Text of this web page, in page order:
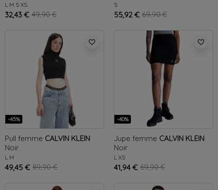
L M S XS
32,43 € 49,90 €
S
55,92 € 69,90 €
favorite_border
-45%
Pull femme CALVIN KLEIN
Noir
L M
49,45 € 89,90 €
favorite_border
-40%
Jupe femme CALVIN KLEIN
Noir
L XS
41,94 € 69,90 €